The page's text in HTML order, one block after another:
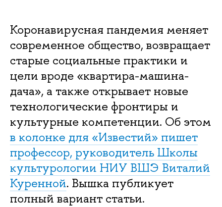
Коронавирусная пандемия меняет
современное общество, возвращает
старые социальные практики и
цели вроде «квартира-машина-
дача», а также открывает новые
технологические фронтиры и
культурные компетенции. Об этом
в колонке для «Известий» пишет
профессор, руководитель Школы
культурологии НИУ ВШЭ Виталий
Куренной. Вышка публикует
полный вариант статьи.